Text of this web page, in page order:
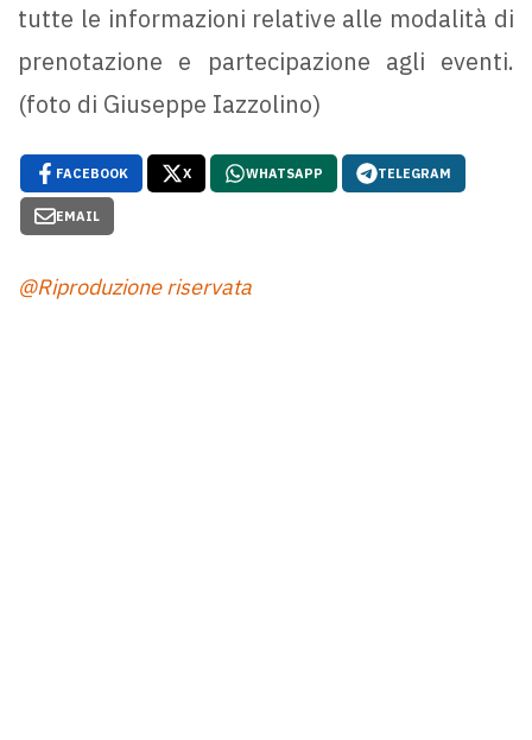
tutte le informazioni relative alle modalità di
prenotazione e partecipazione agli eventi.
(foto di Giuseppe Iazzolino)
FACEBOOK X WHATSAPP TELEGRAM
EMAIL
@Riproduzione riservata